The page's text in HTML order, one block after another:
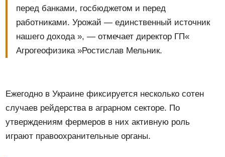
перед банками, госбюджетом и перед
работниками. Урожай — единственный источник
нашего дохода », — отмечает директор ГП«
Агрогеофизика »Ростислав Мельник.
Ежегодно в Украине фиксируется несколько сотен
случаев рейдерства в аграрном секторе. По
утверждениям фермеров в них активную роль
играют правоохранительные органы.